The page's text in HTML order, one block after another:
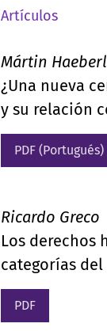
Artículos
Mártin
¿Una nueva
y su relación
PDF (Portugués)
Ricardo Greco
Los derechos
categorías
PDF